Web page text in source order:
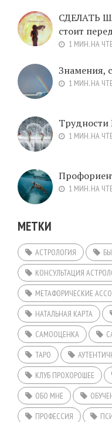
СДЕЛАТЬ
стоит
1 МИН. НА
Знамения,
1 МИН. НА
1 МИН. НА
1 МИН. НА
МЕТКИ
АСТРОЛОГИЯ
КОНСУЛЬТАЦИЯ
МЕТАФОРИЧЕСКИЕ
НАТАЛЬНАЯ КАРТА
САМООЦЕНКА
ТАРО
КЛУБ ПРОХОРОШЕЕ
ОБО МНЕ
ПРОФЕССИЯ